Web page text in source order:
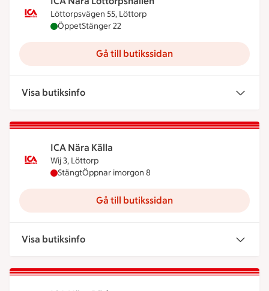
Löttorpsvägen 55, Löttorp
ICA Nära Löttorpshallen är öppen nu, stänger
ÖppetStänger 22
Gå till butikssidan
Visa butiksinfo
ICA Nära Källa
Wij 3, Löttorp
ICA Nära Källa har stängt idag, öppnar imorgon
StängtÖppnar imorgon 8
Gå till butikssidan
Visa butiksinfo